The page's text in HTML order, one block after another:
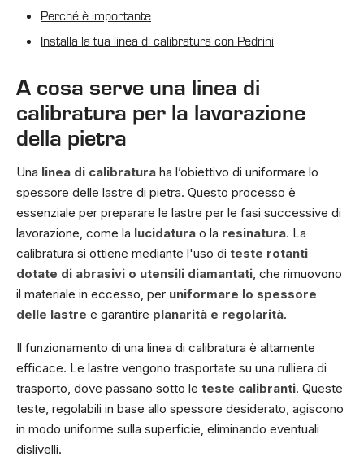
Perché è importante
Installa la tua linea di calibratura con Pedrini
A cosa serve una linea di
calibratura per la lavorazione
della pietra
Una linea di calibratura ha l’obiettivo di uniformare lo
spessore delle lastre di pietra. Questo processo è
essenziale per preparare le lastre per le fasi successive di
lavorazione, come la lucidatura o la resinatura. La
calibratura si ottiene mediante l'uso di teste rotanti
dotate di abrasivi o utensili diamantati, che rimuovono
il materiale in eccesso, per uniformare lo spessore
delle lastre e garantire planarità e regolarità.
Il funzionamento di una linea di calibratura è altamente
efficace. Le lastre vengono trasportate su una rulliera di
trasporto, dove passano sotto le teste calibranti. Queste
teste, regolabili in base allo spessore desiderato, agiscono
in modo uniforme sulla superficie, eliminando eventuali
dislivelli.